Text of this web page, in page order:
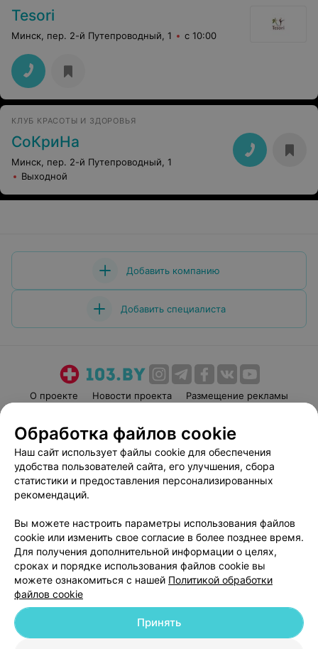
Tesori
Минск, пер. 2-й Путепроводный, 1 с 10:00
КЛУБ КРАСОТЫ И ЗДОРОВЬЯ
СоКриНа
Минск, пер. 2-й Путепроводный, 1
Выходной
Добавить компанию
Добавить специалиста
О проекте Новости проекта
Размещение рекламы
Пользовательское соглашение
Способы оплаты
Вакансии
Партнеры
Написать руководителю 103.by
Обработка персональных данных
© 2026 ООО «Артокс Лаб», УНП 191700409
| 220012, Республика Беларусь,
Обработка файлов cookie
Наш сайт использует файлы cookie для обеспечения
удобства пользователей сайта, его улучшения, сбора
статистики и предоставления персонализированных
рекомендаций.
Вы можете настроить параметры использования файлов
cookie или изменить свое согласие в более позднее время.
Для получения дополнительной информации о целях,
сроках и порядке использования файлов cookie вы
можете ознакомиться с нашей Политикой обработки
файлов cookie
Принять